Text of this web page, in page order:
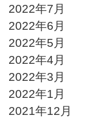
2022年7月
2022年6月
2022年5月
2022年4月
2022年3月
2022年1月
2021年12月